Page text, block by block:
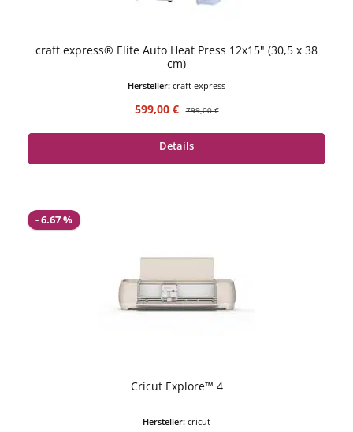
craft express® Elite Auto Heat Press 12x15" (30,5 x 38
cm)
Hersteller: craft express
Verkaufspreis:
599,00 € Regulärer Preis:
799,00 €
Details
- 6.67 %
Cricut Explore™ 4
Hersteller: cricut